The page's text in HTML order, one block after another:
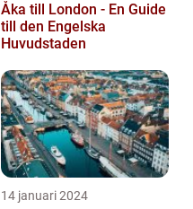
Åka till London - En Guide
till den Engelska
Huvudstaden
14 januari 2024